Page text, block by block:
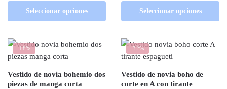
Seleccionar opciones Seleccionar opciones
-18%
Vestido de novia bohemio dos
piezas de manga corta
-32%
Vestido de novia boho de
corte en A con tirante